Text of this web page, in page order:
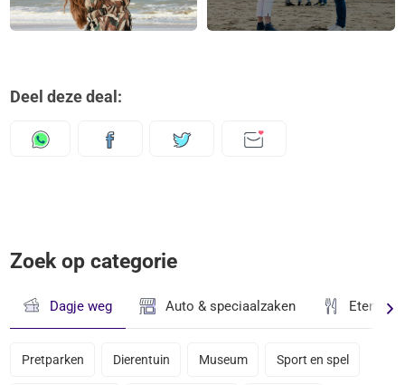
Deel deze deal:
Zoek op categorie
Dagje weg Auto & speciaalzaken Eten &
Pretparken Dierentuin Museum Sport en spel